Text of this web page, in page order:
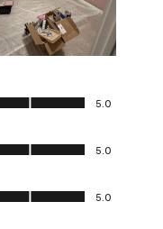
5.0
5.0
5.0